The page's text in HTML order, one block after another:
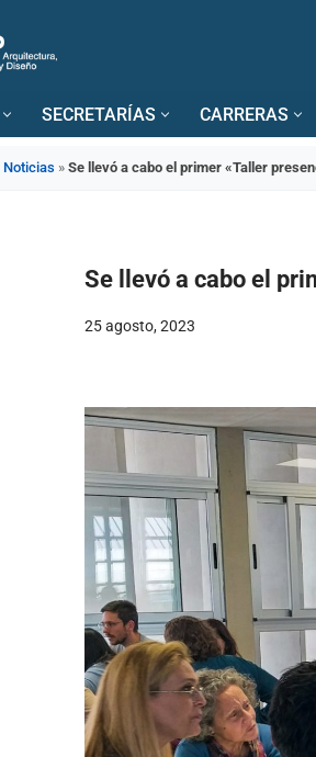
SECRETARÍAS CARRERAS
Noticias » Se llevó a cabo el primer «Taller
Se llevó a cabo el
25 agosto, 2023